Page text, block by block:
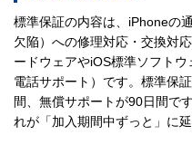
標準保証の内容は、iPhoneの
欠陥）への修理対応・交換対
ードウェアやiOS標準ソフト
電話サポート）です。標準保
間、無償サポートが90日間で
れが「加入期間中ずっと」に延